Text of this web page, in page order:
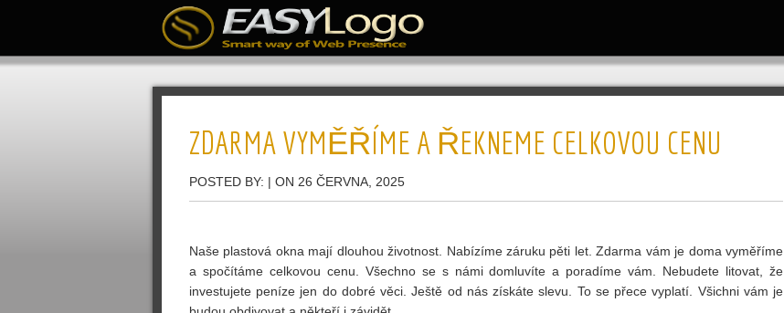
ZDARMA VYMĚŘÍME A ŘEKNEME CELKOVOU CENU
POSTED BY: | ON 26 ČERVNA, 2025
Naše plastová okna mají dlouhou životnost. Nabízíme záruku pěti let. Zdarma vám je doma vyměříme
a spočítáme celkovou cenu. Všechno se s námi domluvíte a poradíme vám. Nebudete litovat, že
investujete peníze jen do dobré věci. Ještě od nás získáte slevu. To se přece vyplatí. Všichni vám je